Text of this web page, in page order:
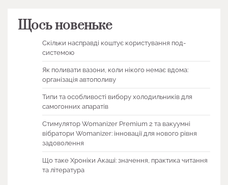
Щось новеньке
Скільки насправді коштує користування под-
системою
Як поливати вазони, коли нікого немає вдома:
організація автополиву
Типи та особливості вибору холодильників для
самогонних апаратів
Стимулятор Womanizer Premium 2 та вакуумні
вібратори Womanizer: інновації для нового рівня
задоволення
Що таке Хроніки Акаші: значення, практика читання
та література